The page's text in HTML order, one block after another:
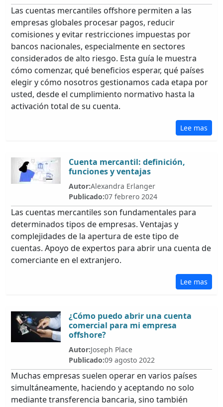
Las cuentas mercantiles offshore permiten a las
empresas globales procesar pagos, reducir
comisiones y evitar restricciones impuestas por
bancos nacionales, especialmente en sectores
considerados de alto riesgo. Esta guía le muestra
cómo comenzar, qué beneficios esperar, qué países
elegir y cómo nosotros gestionamos cada etapa por
usted, desde el cumplimiento normativo hasta la
activación total de su cuenta.
Lee mas
Cuenta mercantil: definición,
funciones y ventajas
Autor:Alexandra Erlanger
Publicado:07 febrero 2024
Las cuentas mercantiles son fundamentales para
determinados tipos de empresas. Ventajas y
complejidades de la apertura de este tipo de
cuentas. Apoyo de expertos para abrir una cuenta de
comerciante en el extranjero.
Lee mas
¿Cómo puedo abrir una cuenta
comercial para mi empresa
offshore?
Autor:Joseph Place
Publicado:09 agosto 2022
Muchas empresas suelen operar en varios países
simultáneamente, haciendo y aceptando no solo
mediante transferencia bancaria, sino también